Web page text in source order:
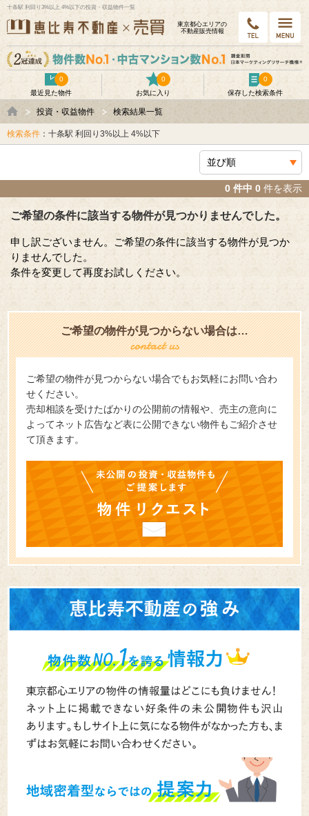
十条駅 利回り3%以上 4%以下の投資・収益物件一覧
東京都⼼エリアの
不動産販売情報
最近見た物件
0
お気に入り
0
保存した検索条件
0
投資・収益物件 検索結果一覧
検索条件 ：十条駅 利回り3%以上 4%以下
0 件中 0 件を表示
ご希望の条件に該当する物件が見つかりませんでした。
申し訳ございません。ご希望の条件に該当する物件が見つか
りませんでした。
条件を変更して再度お試しください。
ご希望の物件が見つからない場合は…
ご希望の物件が見つからない場合でもお気軽にお問い合わ
せください。
売却相談を受けたばかりの公開前の情報や、売主の意向に
よってネット広告など表に公開できない物件もご紹介させ
て頂きます。